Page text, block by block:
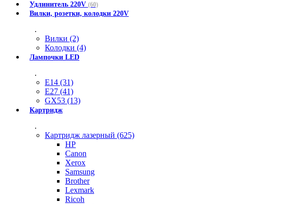
Удлинитель 220V (60)
Вилки, розетки, колодки 220V
.
Вилки (2)
Колодки (4)
Лампочки LED
.
E14 (31)
E27 (41)
GX53 (13)
Картридж
.
Картридж лазерный (625)
HP
Canon
Xerox
Samsung
Brother
Lexmark
Ricoh